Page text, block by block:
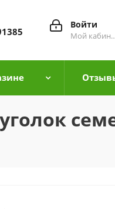
Войти
Мой